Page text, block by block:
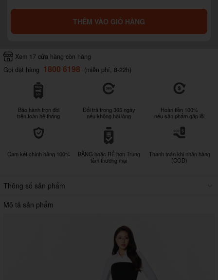
THÊM VÀO GIỎ HÀNG
Xem 17 cửa hàng còn hàng
Gọi đặt hàng 1800 6198 (miễn phí, 8-22h)
Bảo hành trọn đời
trên toàn hệ thống
Đổi trả trong 365 ngày
nếu không hài lòng
Hoàn tiền 100%
nếu sản phẩm gặp lỗi
Cam kết chính hãng 100%
BẰNG hoặc RẺ hơn Trung
tâm thương mại
Thanh toán khi nhận hàng
(COD)
Thông số sản phẩm
Mô tả sản phẩm